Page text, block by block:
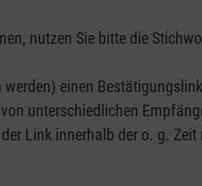
nutzen Sie bitte die
einen
unterschiedlichen
Link innerhalb der o. g. Zeit